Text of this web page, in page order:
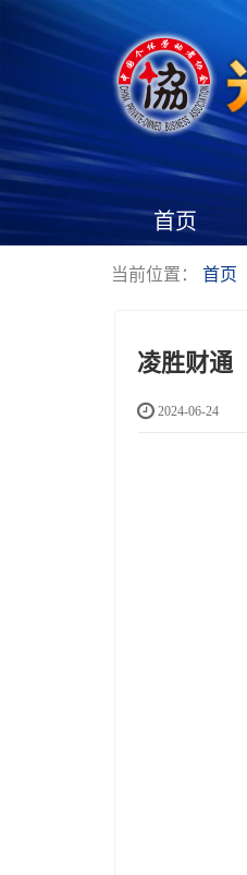
首页
当前位置： 首页
凌胜财通
2024-06-24